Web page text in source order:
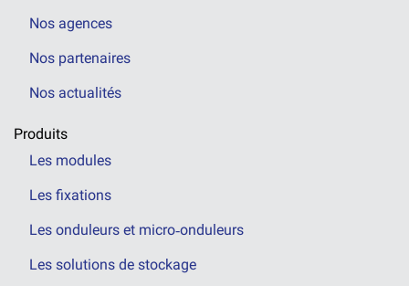
Nos agences
Nos partenaires
Nos actualités
Produits
Les modules
Les fixations
Les onduleurs et micro‑onduleurs
Les solutions de stockage